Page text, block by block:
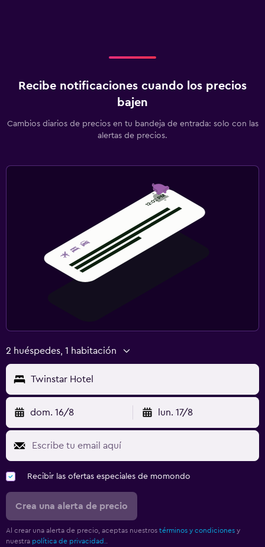
Recibe notificaciones cuando los precios
bajen
Cambios diarios de precios en tu bandeja de entrada: solo con las
alertas de precios.
2 huéspedes, 1 habitación
Twinstar Hotel
dom. 16/8 lun. 17/8
Recibir las ofertas especiales de momondo
Crea una alerta de precio
Al crear una alerta de precio, aceptas nuestros términos y condiciones y
nuestra política de privacidad.